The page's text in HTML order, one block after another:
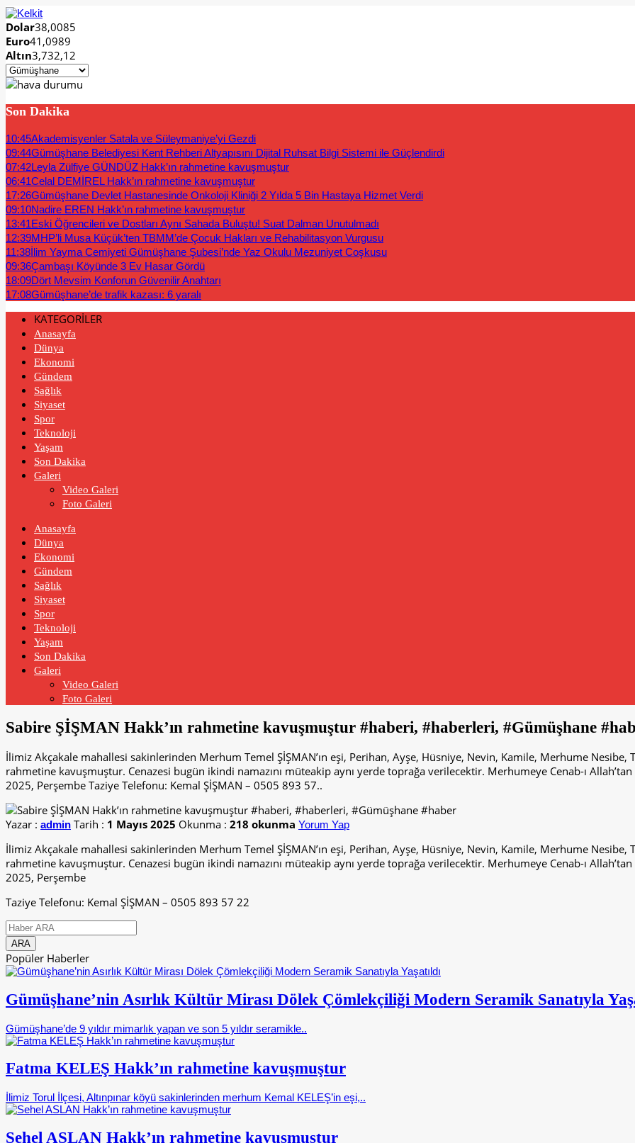
Dolar38,0085
Euro41,0989
Altın3,732,12
Son Dakika
10:45Akademisyenler Satala ve Süleymaniye’yi Gezdi
09:44Gümüşhane Belediyesi Kent Rehberi Altyapısını Dijital Ruhsat Bilgi Sistemi ile Güçlendirdi
07:42Leyla Zülfiye GÜNDÜZ Hakk’ın rahmetine kavuşmuştur
06:41Celal DEMİREL Hakk’ın rahmetine kavuşmuştur
17:26Gümüşhane Devlet Hastanesinde Onkoloji Kliniği 2 Yılda 5 Bin Hastaya Hizmet Verdi
09:10Nadire EREN Hakk’ın rahmetine kavuşmuştur
13:41Eski Öğrencileri ve Dostları Aynı Sahada Buluştu! Suat Dalman Unutulmadı
12:39MHP’li Musa Küçük’ten TBMM’de Çocuk Hakları ve Rehabilitasyon Vurgusu
11:38İlim Yayma Cemiyeti Gümüşhane Şubesi’nde Yaz Okulu Mezuniyet Coşkusu
09:36Çambaşı Köyünde 3 Ev Hasar Gördü
18:09Dört Mevsim Konforun Güvenilir Anahtarı
17:08Gümüşhane’de trafik kazası: 6 yaralı
KATEGORİLER
Anasayfa
Dünya
Ekonomi
Gündem
Sağlık
Siyaset
Spor
Teknoloji
Yaşam
Son Dakika
Galeri
Video Galeri
Foto Galeri
Anasayfa
Dünya
Ekonomi
Gündem
Sağlık
Siyaset
Spor
Teknoloji
Yaşam
Son Dakika
Galeri
Video Galeri
Foto Galeri
Sabire ŞİŞMAN Hakk’ın rahmetine kavuşmuştur #haberi, #haberleri, #Gümüşhane
İlimiz Akçakale mahallesi sakinlerinden Merhum Temel ŞİŞMAN’ın eşi, Perihan, Ayşe, Hüsniye, Nevin, Kamile, Merhume Nesibe,
rahmetine kavuşmuştur. Cenazesi bugün ikindi namazını müteakip aynı yerde toprağa verilecektir. Merhumeye Cenab-ı
2025, Perşembe Taziye Telefonu: Kemal ŞİŞMAN – 0505 893 57..
Yazar : admin Tarih : 1 Mayıs 2025 Okunma : 218 okunma Yorum Yap
İlimiz Akçakale mahallesi sakinlerinden Merhum Temel ŞİŞMAN’ın eşi, Perihan, Ayşe, Hüsniye, Nevin, Kamile, Merhume Nesibe,
rahmetine kavuşmuştur. Cenazesi bugün ikindi namazını müteakip aynı yerde toprağa verilecektir. Merhumeye Cenab-ı
2025, Perşembe
Taziye Telefonu: Kemal ŞİŞMAN – 0505 893 57 22
Popüler Haberler
Gümüşhane’nin Asırlık Kültür Mirası Dölek Çömlekçiliği Modern Seramik Sanatıyla
Gümüşhane’de 9 yıldır mimarlık yapan ve son 5 yıldır seramikle..
Fatma KELEŞ Hakk’ın rahmetine kavuşmuştur
İlimiz Torul İlçesi, Altınpınar köyü sakinlerinden merhum Kemal KELEŞ’in eşi,..
Sehel ASLAN Hakk’ın rahmetine kavuşmuştur